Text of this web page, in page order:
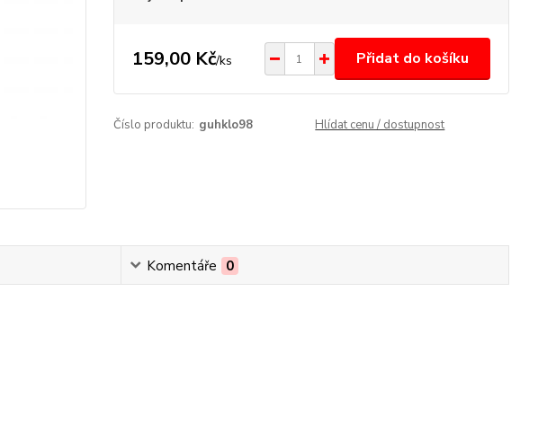
159,00 Kč/ks Přidat do košíku
Číslo produktu: guhklo98 Hlídat cenu / dostupnost
Komentáře 0